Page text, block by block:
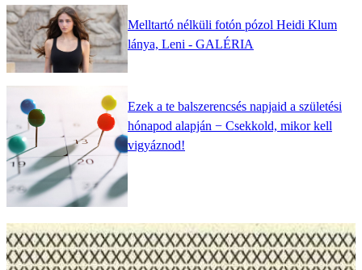
Melltartó nélküli fotón pózol Heidi Klum
lánya, Leni - GALÉRIA
Ezek a te balszerencsés napjaid a születési
hónapod alapján − Csekkold, mikor kell
vigyáznod!